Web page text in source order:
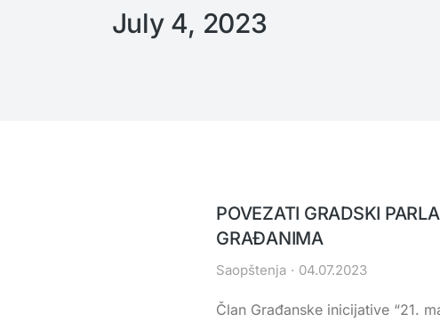
July 4, 2023
POVEZATI GRADSKI
GRAĐANIMA
Saopštenja 04.07.2023
Član Građanske inicijative “21.